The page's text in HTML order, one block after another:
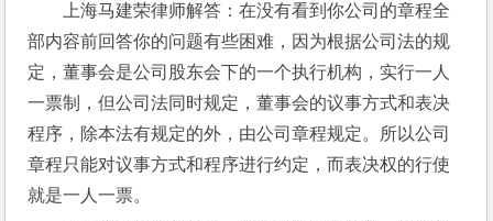
上海马建荣律师解答：在没有看到你公司的章程全
部内容前回答你的问题有些困难，因为根据公司法的规
定，董事会是公司股东会下的一个执行机构，实行一人
一票制，但公司法同时规定，董事会的议事方式和表决
程序，除本法有规定的外，由公司章程规定。所以公司
章程只能对议事方式和程序进行约定，而表决权的行使
就是一人一票。